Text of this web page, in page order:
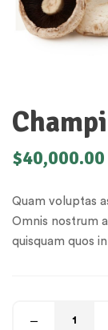
$40,000.00
Quam voluptas
Omnis nostrum
quisquam quos